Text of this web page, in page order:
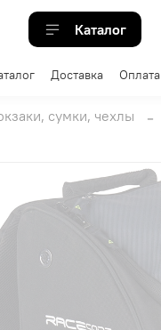
Каталог
Доставка Оплата
сумки, чехлы